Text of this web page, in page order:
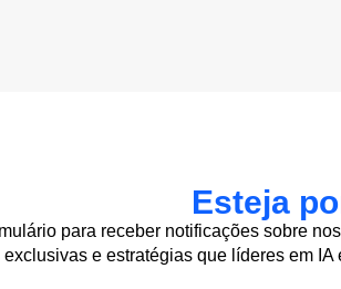
Esteja
para receber notificações sobre
e estratégias que líderes em IA